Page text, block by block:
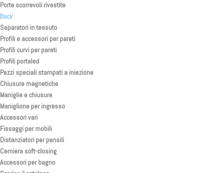
Porte scorrevoli rivestite
Back
Separatori in tessuto
Profili e accessori per pareti
Profili curvi per pareti
Profili portaled
Pezzi speciali stampati a iniezione
Chiusure magnetiche
Maniglie e chiusure
Maniglione per ingresso
Accessori vari
Fissaggi per mobili
Distanziatori per pensili
Cerniera soft-closing
Accessori per bagno